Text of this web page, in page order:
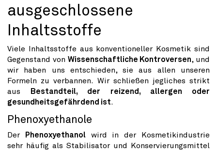
ausgeschlossene
Inhaltsstoffe
Viele Inhaltsstoffe aus konventioneller Kosmetik sind
Gegenstand von Wissenschaftliche Kontroversen, und
wir haben uns entschieden, sie aus allen unseren
Formeln zu verbannen. Wir schließen jegliches strikt
aus
Bestandteil, der reizend, allergen oder
gesundheitsgefährdend ist.
Phenoxyethanole
Der Phenoxyethanolwird in der Kosmetikindustrie
sehr häufig als Stabilisator und Konservierungsmittel